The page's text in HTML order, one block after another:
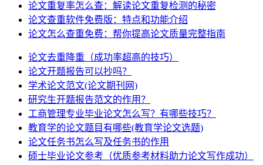
论文重复率怎么查：解读论文重复检测的秘密
论文查重软件免费版：特点和功能介绍
论文怎么查重免费：帮你提高论文质量完整指南
论文去重降重（成功率超高的技巧）
论文开题报告可以抄吗？
学术论文范文(论文期刊网)
研究生开题报告范文的作用？
工商管理专业毕业论文怎么写？有哪些技巧？
教育学的论文题目有哪些(教育学论文选题)
论文任务书怎么写及任务书的作用
硕士毕业论文参考（优质参考材料助力论文写作成功）